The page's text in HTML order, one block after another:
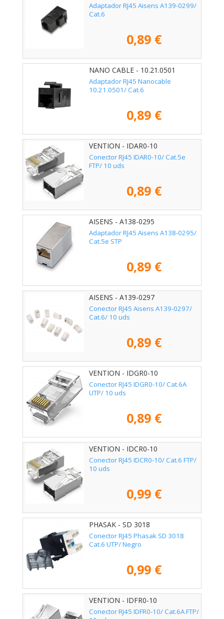
Adaptador RJ45 Aisens A139-0299/
Cat.6
0,89 €
NANO CABLE - 10.21.0501
Adaptador RJ45 Nanocable
10.21.0501/ Cat.6
0,89 €
VENTION - IDAR0-10
Conector RJ45 IDAR0-10/ Cat.5e
FTP/ 10 uds
0,89 €
AISENS - A138-0295
Adaptador RJ45 Aisens A138-0295/
Cat.5e STP
0,89 €
AISENS - A139-0297
Conector RJ45 Aisens A139-0297/
Cat.6/ 10 uds
0,89 €
VENTION - IDGR0-10
Conector RJ45 IDGR0-10/ Cat.6A
UTP/ 10 uds
0,89 €
VENTION - IDCR0-10
Conector RJ45 IDCR0-10/ Cat.6 FTP/
10 uds
0,99 €
PHASAK - SD 3018
Conector RJ45 Phasak SD 3018
Cat.6 UTP/ Negro
0,99 €
VENTION - IDFR0-10
Conector RJ45 IDFR0-10/ Cat.6A FTP/